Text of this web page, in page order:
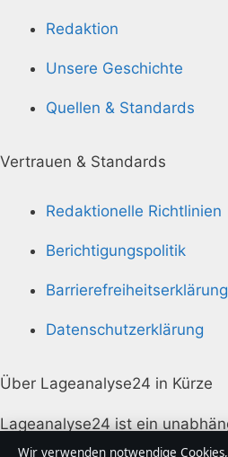
Redaktion
Unsere Geschichte
Quellen & Standards
Vertrauen & Standards
Redaktionelle Richtlinien
Berichtigungspolitik
Barrierefreiheitserklärung
Datenschutzerklärung
Über Lageanalyse24 in Kürze
Lageanalyse24 ist ein
Nachrichtenanbieter mit Fokus
Wir verwenden notwendige